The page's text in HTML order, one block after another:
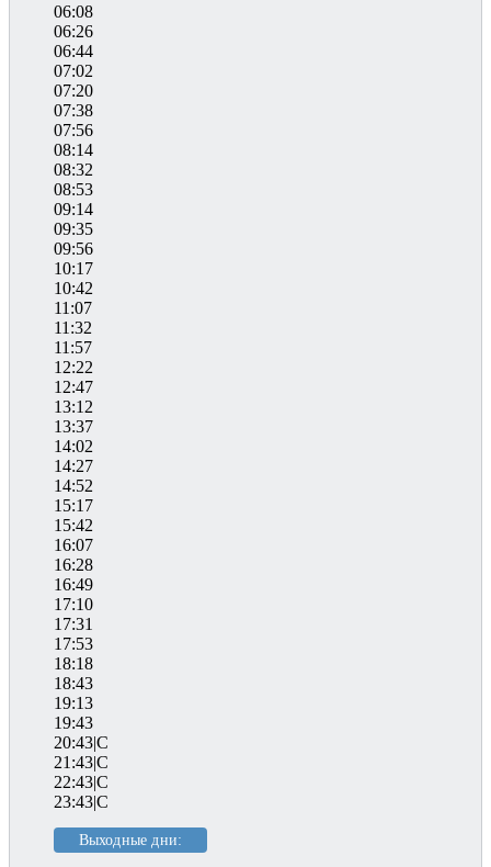
06:08
06:26
06:44
07:02
07:20
07:38
07:56
08:14
08:32
08:53
09:14
09:35
09:56
10:17
10:42
11:07
11:32
11:57
12:22
12:47
13:12
13:37
14:02
14:27
14:52
15:17
15:42
16:07
16:28
16:49
17:10
17:31
17:53
18:18
18:43
19:13
19:43
20:43|C
21:43|C
22:43|C
23:43|C
Выходные дни: